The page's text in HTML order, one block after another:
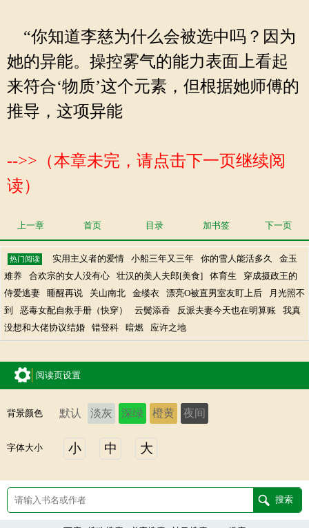
“你知道李慈为什么会被选中吗？因为
她的异能。操控雾气的能力表面上看起
来符合‘物质’这个元素，但根据她师傅的
推导，这项异能
-->>（本章未完，请点击下一页继续阅
读）
上一章 首页 目录 加书签 下一页
热门阅读 实用主义者的爱情 小船三年又三年 你的雪人能活多久
金玉
难养
合欢宗的女人没有心 壮汉的美人夫郎[美食] 体育生
穿成摄政王的
侍爱逃妻
睡醒再说 关山南北 金缕衣 漂亮O被直男室友盯上后
月光照不
到
恶毒女配自救手册（快穿） 云鬓添香 反派夫妻今天也在明算账
我真
没想和大佬协议结婚
错登科 暗燃 应许之地
阅读页设置
背景颜色 默认 淡灰 深绿 橙黄 夜间
字体大小 小 中 大